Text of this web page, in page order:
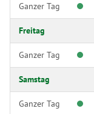
Ganzer Tag
Freitag
Ganzer Tag
Samstag
Ganzer Tag